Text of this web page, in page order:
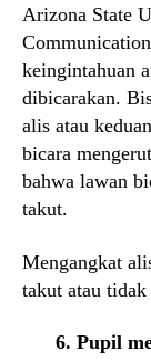
Arizona State
keingintahuan
dibicarakan.
alis atau
bicara
bahwa lawan
takut.
Mengangkat
takut atau
6. Pupil